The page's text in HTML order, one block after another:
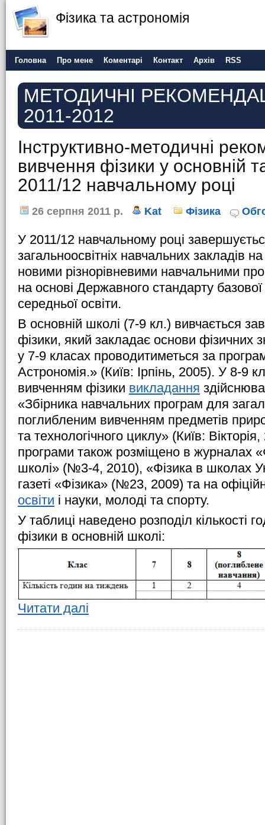
Фізика та астрономія
Головна Про мене Коментарі Контакт Архів RSS
МЕТОДИЧНІ
2011-2012
Інструктивно-методичні
вивчення фізики у основній
2011/12 навчальному році
26 серпня 2011 р. Kat Фізика
У 2011/12 навчальному році
загальноосвітніх навчальних закладів
новими різнорівневими навчальними
на основі Державного стандарту базової
середньої освіти.
В основній школі (7-9 кл.) вивчається
фізики, який закладає основи фізичних
у 7-9 класах проводитиметься за
Астрономія.» (Київ: Ірпінь, 2005). У 8-9
вивченням фізики викладання
«Збірника навчальних програм для
поглибленим вивченням предметів
та технологічного циклу» (Київ:
програми також розміщено в журналах
школі» (№3-4, 2010), «Фізика в школах
газеті «Фізика» (№23, 2009) та на
освіти і науки, молоді та спорту.
У таблиці наведено розподіл кількості
фізики в основній школі:
Читати далі